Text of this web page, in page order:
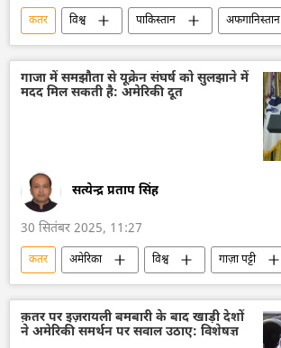
कतर विश्व पाकिस्तान
अफगानिस्तान
तालिबान
गाजा में समझौता से यूक्रेन संघर्ष को सुलझाने में
मदद मिल सकती है: अमेरिकी दूत
सत्येन्द्र प्रताप सिंह
30 सितंबर 2025, 11:27
कतर अमेरिका विश्व
गाज़ा पट्टी
यूक्रेन
यूक्रेन सशस्त्र बल
शांति संधि
विश्व शांति
मध्य पूर्व
डॉनल्ड ट्रम्प
क़तर पर इज़रायली बमबारी के बाद खाड़ी देशों
ने अमेरिकी समर्थन पर सवाल उठाए: विशेषज्ञ